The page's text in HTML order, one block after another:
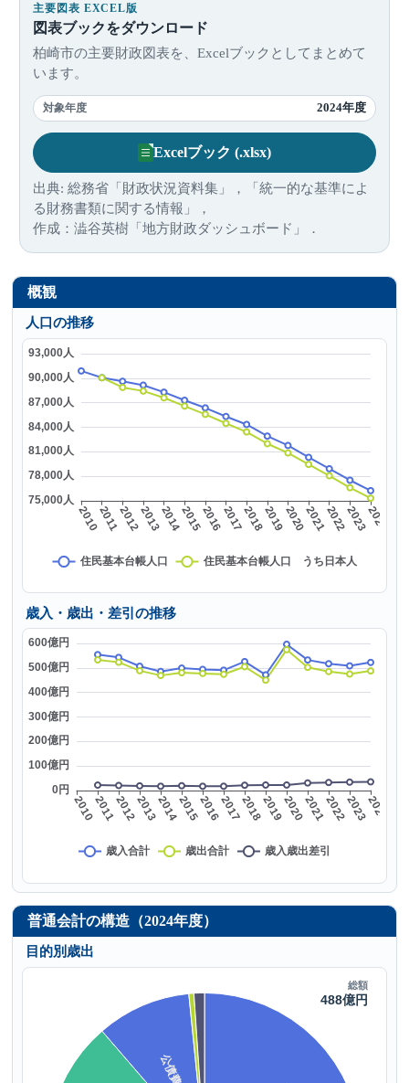
主要図表 EXCEL版
図表ブックをダウンロード
柏崎市の主要財政図表を、Excelブックとしてまとめて
います。
対象年度 2024年度
Excelブック (.xlsx)
出典: 総務省「財政状況資料集」，「統一的な基準によ
る財務書類に関する情報」，
作成：澁谷英樹「地方財政ダッシュボード」．
概観
人口の推移
歳入・歳出・差引の推移
普通会計の構造（2024年度）
目的別歳出